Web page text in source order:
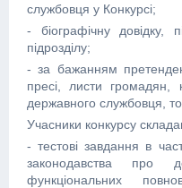
службовця у Конкурсі;
- біографічну довідку,
підрозділу;
- за бажанням
пресі, листи громадян,
державного службовця,
Учасники конкурсу
- тестові завдання в
законодавства про
функціональних